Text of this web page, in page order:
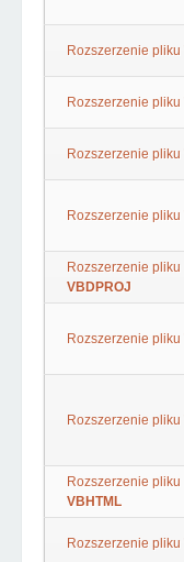
Rozszerzenie pliku
Rozszerzenie pliku
Rozszerzenie pliku
Rozszerzenie pliku
Rozszerzenie pliku
VBDPROJ
Rozszerzenie pliku
Rozszerzenie pliku
Rozszerzenie pliku
VBHTML
Rozszerzenie pliku